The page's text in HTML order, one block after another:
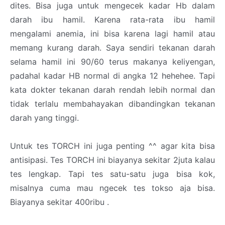
dites. Bisa juga untuk mengecek kadar Hb dalam
darah ibu hamil. Karena rata-rata ibu hamil
mengalami anemia, ini bisa karena lagi hamil atau
memang kurang darah. Saya sendiri tekanan darah
selama hamil ini 90/60 terus makanya keliyengan,
padahal kadar HB normal di angka 12 hehehee. Tapi
kata dokter tekanan darah rendah lebih normal dan
tidak terlalu membahayakan dibandingkan tekanan
darah yang tinggi.
Untuk tes TORCH ini juga penting ^^ agar kita bisa
antisipasi. Tes TORCH ini biayanya sekitar 2juta kalau
tes lengkap. Tapi tes satu-satu juga bisa kok,
misalnya cuma mau ngecek tes tokso aja bisa.
Biayanya sekitar 400ribu .